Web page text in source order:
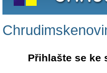
Přihlašte se ke